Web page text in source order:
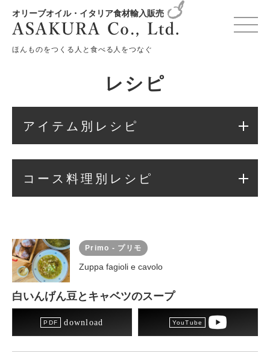
オリーブオイル・イタリア食材輸入販売
ほんものをつくる人と食べる人をつなぐ
変更確認プレビュー
レシピ
Primo - プリモ
Zuppa fagioli e cavolo
白いんげん豆とキャベツのスープ
download
アイテム別レシピ
コース料理別レシピ